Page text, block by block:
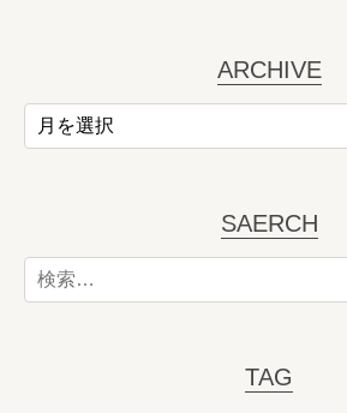
ARCHIVE
SAERCH
TAG